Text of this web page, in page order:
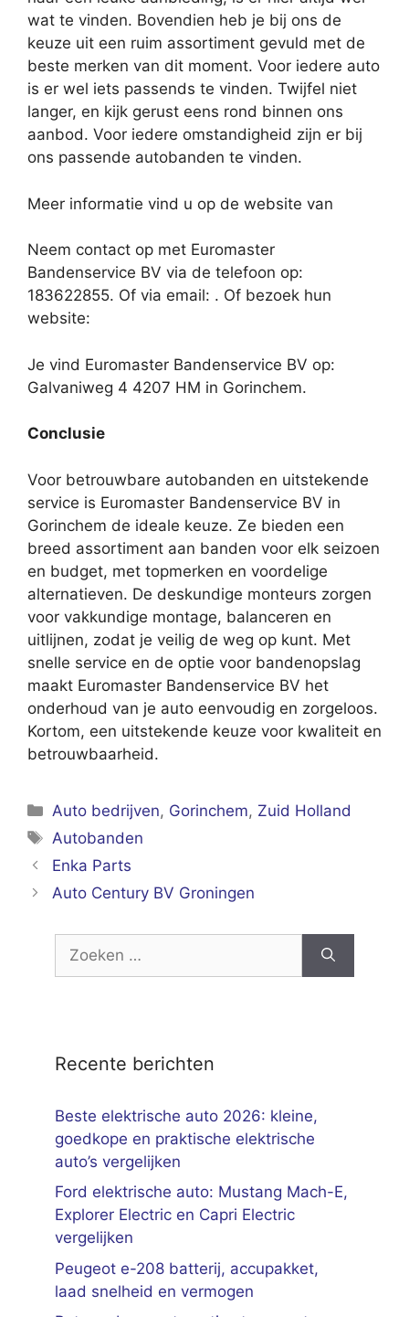
wat te vinden. Bovendien heb je bij ons de
keuze uit een ruim assortiment gevuld met de
beste merken van dit moment. Voor iedere auto
is er wel iets passends te vinden. Twijfel niet
langer, en kijk gerust eens rond binnen ons
aanbod. Voor iedere omstandigheid zijn er bij
ons passende autobanden te vinden.
Meer informatie vind u op de website van
Neem contact op met Euromaster
Bandenservice BV via de telefoon op:
183622855. Of via email: . Of bezoek hun
website:
Je vind Euromaster Bandenservice BV op:
Galvaniweg 4 4207 HM in Gorinchem.
Conclusie
Voor betrouwbare autobanden en uitstekende
service is Euromaster Bandenservice BV in
Gorinchem de ideale keuze. Ze bieden een
breed assortiment aan banden voor elk seizoen
en budget, met topmerken en voordelige
alternatieven. De deskundige monteurs zorgen
voor vakkundige montage, balanceren en
uitlijnen, zodat je veilig de weg op kunt. Met
snelle service en de optie voor bandenopslag
maakt Euromaster Bandenservice BV het
onderhoud van je auto eenvoudig en zorgeloos.
Kortom, een uitstekende keuze voor kwaliteit en
betrouwbaarheid.
Categorieën
Auto bedrijven, Gorinchem, Zuid Holland
Tags
Autobanden
Enka Parts
Auto Century BV Groningen
naar:
Recente berichten
Beste elektrische auto 2026: kleine,
goedkope en praktische elektrische
auto’s vergelijken
Ford elektrische auto: Mustang Mach-E,
Explorer Electric en Capri Electric
vergelijken
Peugeot e-208 batterij, accupakket,
laad snelheid en vermogen